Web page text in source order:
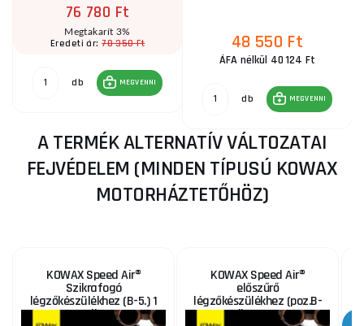
76 780 Ft
Megtakarít 3%
Eredeti ár:78 350 Ft
db MEGVENNI
48 550 Ft
ÁFA nélkül 40 124 Ft
db MEGVENNI
A TERMÉK ALTERNATÍV VÁLTOZATAI
FEJVÉDELEM (MINDEN TÍPUSÚ KOWAX
MOTORHÁZTETŐHÖZ)
KOWAX Speed Air®
Szikrafogó
légzőkészülékhez (B-5.) 1
db
KOWAX Speed Air®
előszűrő
légzőkészülékhez (poz.B-
4.) 5 db-os csomag.